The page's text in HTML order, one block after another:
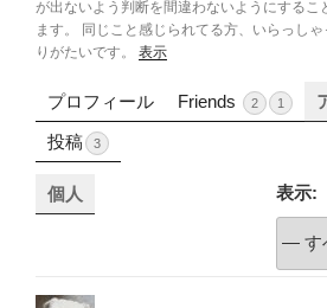
が出ないよう判断を間違わないようにするこ
ます。 同じこと感じられてる方、いらっし
りがたいです。 表示
プロフィール Friends 2 1
投稿 3
個人 表示: